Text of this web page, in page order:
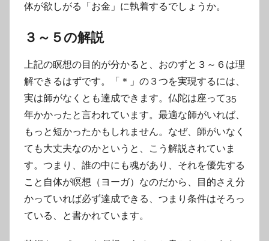
体が欲しがる「お金」に執着するでしょうか。
３～５の解説
上記の瞑想の目的が分かると、おのずと３～６は理
解できるはずです。「＊」の３つを実現するには、
実は師がなくとも達成できます。仏陀は座って35
年かかったと言われています。最適な師がいれば、
もっと短かったかもしれません。なぜ、師がいなく
ても大丈夫なのかというと、こう解説されていま
す。つまり、誰の中にも魂があり、それを優先する
こと自体が瞑想（ヨーガ）なのだから、目的さえ分
かっていれば必ず達成できる、つまり条件はそろっ
ている、と書かれています。